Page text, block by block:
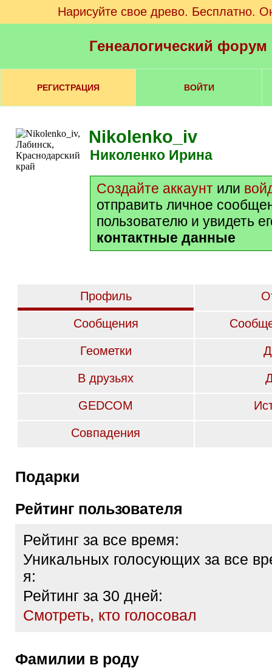
Нарисуйте свое древо. Бесплатно.
Генеалогический
РЕГИСТРАЦИЯ ВОЙТИ
Nikolenko_iv
Николенко Ирина
Создайте аккаунт или
отправить личное
пользователю и увидеть
контактные данные
Профиль
Сообщения
Геометки
В друзьях
GEDCOM
Совпадения
Подарки
Рейтинг пользователя
Рейтинг за все время:
Уникальных голосующих за все
я:
Рейтинг за 30 дней:
Cмотреть, кто голосовал
Фамилии в роду